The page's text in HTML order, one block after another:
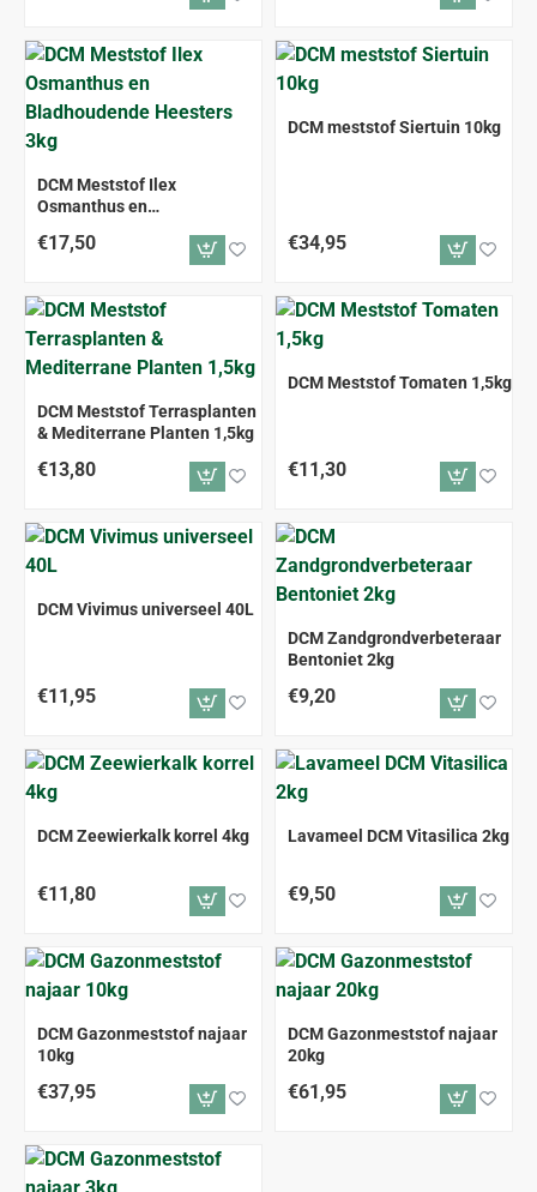
DCM Meststof Ilex
Osmanthus en
€17,50
DCM meststof Siertuin 10kg
€34,95
DCM Meststof Terrasplanten
& Mediterrane Planten 1,5kg
€13,80
DCM Meststof Tomaten 1,5kg
€11,30
DCM Vivimus universeel 40L
€11,95
DCM Zandgrondverbeteraar
Bentoniet 2kg
€9,20
DCM Zeewierkalk korrel 4kg
€11,80
Lavameel DCM Vitasilica 2kg
€9,50
DCM Gazonmeststof najaar
10kg
€37,95
DCM Gazonmeststof najaar
20kg
€61,95